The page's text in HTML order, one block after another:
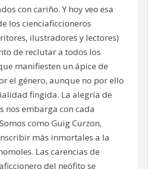
con cariño. Y hoy veo esa
los cienciaficcioneros
ilustradores y lectores)
de reclutar a todos los
manifiesten un ápice de
el género, aunque no por ello
fingida. La alegría de
nos embarga con cada
como Guig Curzon,
más inmortales a la
Las carencias de
del neófito se